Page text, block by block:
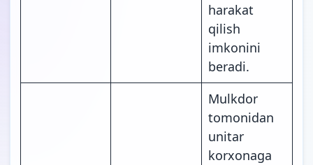
harakat
qilish
imkonini
beradi.
Mulkdor
tomonidan
unitar
korxonaga